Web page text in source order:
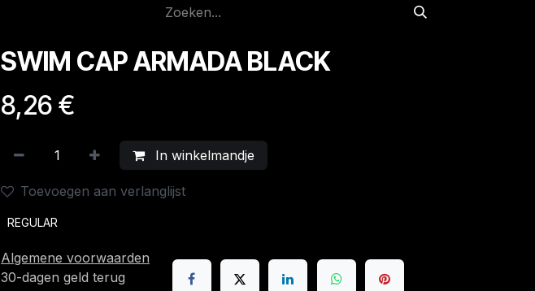
SWIM CAP ARMADA BLACK
8,26 €
In winkelmandje
Toevoegen aan verlanglijst
REGULAR
Algemene voorwaarden
30-dagen geld terug